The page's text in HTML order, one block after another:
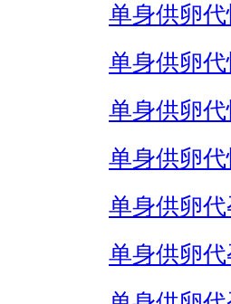
单身供卵
单身供卵
单身供卵
单身供卵代
单身供卵
单身供卵